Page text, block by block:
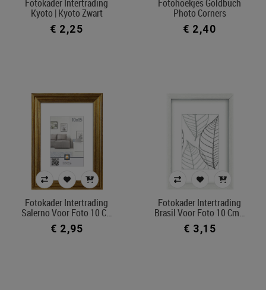
Fotokader Intertrading
Kyoto | Kyoto Zwart
€ 2,25
Fotohoekjes Goldbuch
Photo Corners
€ 2,40
Fotokader Intertrading
Salerno Voor Foto 10 C…
€ 2,95
Fotokader Intertrading
Brasil Voor Foto 10 Cm…
€ 3,15